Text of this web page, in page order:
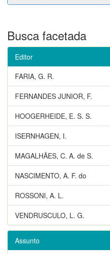
Busca facetada
Editor
FARIA, G. R.
FERNANDES JUNIOR, F.
HOOGERHEIDE, E. S. S.
ISERNHAGEN, I.
MAGALHÃES, C. A. de S.
NASCIMENTO, A. F. do
ROSSONI, A. L.
VENDRUSCULO, L. G.
Assunto